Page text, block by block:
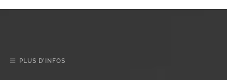
PLUS D’INFOS